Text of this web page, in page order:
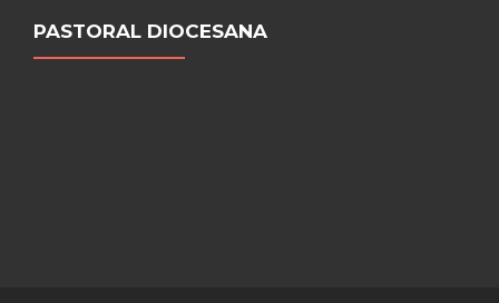
PASTORAL DIOCESANA